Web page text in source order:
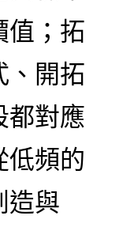
值；拓
、開拓
都對應
低頻的
造與